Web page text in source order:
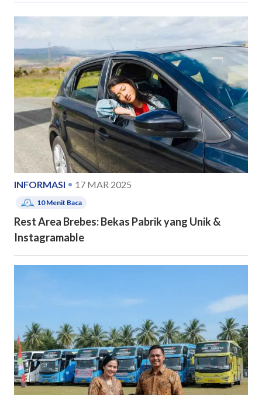
INFORMASI 17 MAR 2025
10Menit Baca
Rest Area Brebes: Bekas Pabrik yang Unik &
Instagramable